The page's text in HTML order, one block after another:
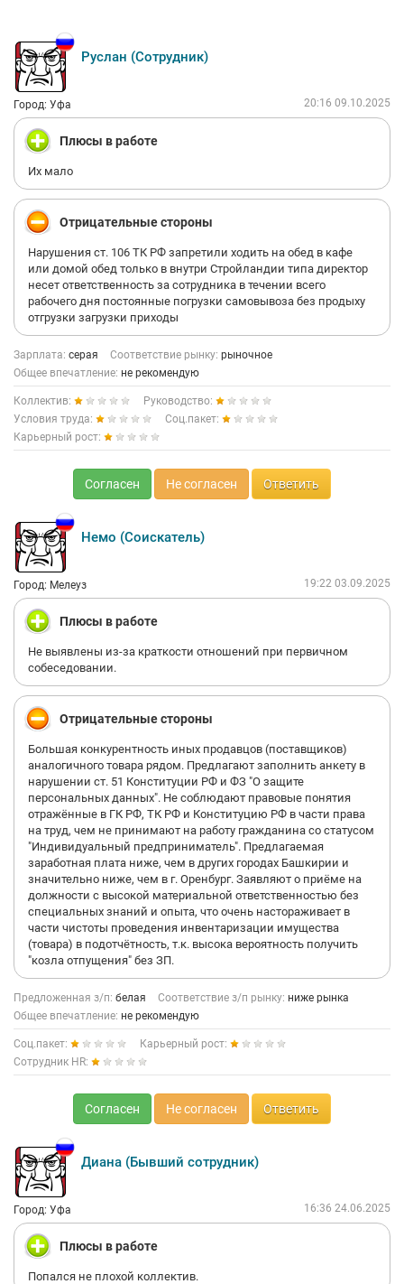
Руслан (Сотрудник)
Город: Уфа 20:16 09.10.2025
Плюсы в работе
Их мало
Отрицательные стороны
Нарушения ст. 106 ТК РФ запретили ходить на обед в кафе
или домой обед только в внутри Стройландии типа директор
несет ответственность за сотрудника в течении всего
рабочего дня постоянные погрузки самовывоза без продыху
отгрузки загрузки приходы
Зарплата: серая Соответствие рынку: рыночное
Общее впечатление: не рекомендую
Коллектив:
Руководство:
Условия труда:
Соц.пакет:
Карьерный рост:
Согласен Не согласен Ответить
Немо (Соискатель)
Город: Мелеуз 19:22 03.09.2025
Плюсы в работе
Не выявлены из-за краткости отношений при первичном
собеседовании.
Отрицательные стороны
Большая конкурентность иных продавцов (поставщиков)
аналогичного товара рядом. Предлагают заполнить анкету в
нарушении ст. 51 Конституции РФ и ФЗ "О защите
персональных данных". Не соблюдают правовые понятия
отражённые в ГК РФ, ТК РФ и Конституцию РФ в части права
на труд, чем не принимают на работу гражданина со статусом
"Индивидуальный предприниматель". Предлагаемая
заработная плата ниже, чем в других городах Башкирии и
значительно ниже, чем в г. Оренбург. Заявляют о приёме на
должности с высокой материальной ответственностью без
специальных знаний и опыта, что очень настораживает в
части чистоты проведения инвентаризации имущества
(товара) в подотчётность, т.к. высока вероятность получить
"козла отпущения" без ЗП.
Предложенная з/п: белая Соответствие з/п рынку: ниже рынка
Общее впечатление: не рекомендую
Соц.пакет:
Карьерный рост:
Сотрудник HR:
Согласен Не согласен Ответить
Диана (Бывший сотрудник)
Город: Уфа 16:36 24.06.2025
Плюсы в работе
Попался не плохой коллектив.